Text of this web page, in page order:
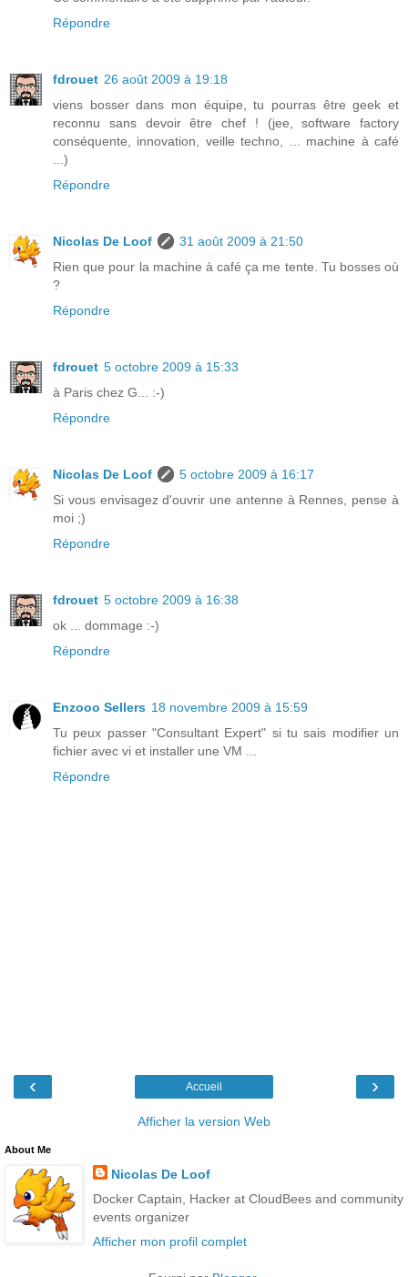
Répondre
fdrouet 26 août 2009 à 19:18
viens bosser dans mon équipe, tu pourras être geek et
reconnu sans devoir être chef ! (jee, software factory
conséquente, innovation, veille techno, ... machine à café
...)
Répondre
Nicolas De Loof
31 août 2009 à 21:50
Rien que pour la machine à café ça me tente. Tu bosses où
?
Répondre
fdrouet 5 octobre 2009 à 15:33
à Paris chez G... :-)
Répondre
Nicolas De Loof
5 octobre 2009 à 16:17
Si vous envisagez d'ouvrir une antenne à Rennes, pense à
moi ;)
Répondre
fdrouet 5 octobre 2009 à 16:38
ok ... dommage :-)
Répondre
Enzooo Sellers 18 novembre 2009 à 15:59
Tu peux passer "Consultant Expert" si tu sais modifier un
fichier avec vi et installer une VM ...
Répondre
‹ ›
Accueil
Afficher la version Web
About Me
Nicolas De Loof
Docker Captain, Hacker at CloudBees and community
events organizer
Afficher mon profil complet